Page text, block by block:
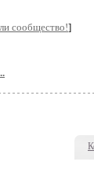
сообщество!]